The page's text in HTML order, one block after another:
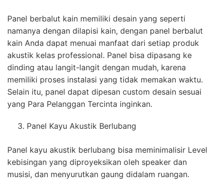
Panel berbalut kain memiliki desain yang seperti
namanya dengan dilapisi kain, dengan panel berbalut
kain Anda dapat menuai manfaat dari setiap produk
akustik kelas professional. Panel bisa dipasang ke
dinding atau langit-langit dengan mudah, karena
memiliki proses instalasi yang tidak memakan waktu.
Selain itu, panel dapat dipesan custom desain sesuai
yang Para Pelanggan Tercinta inginkan.
Panel Kayu Akustik Berlubang
Panel kayu akustik berlubang bisa meminimalisir Level
kebisingan yang diproyeksikan oleh speaker dan
musisi, dan menyurutkan gaung didalam ruangan.